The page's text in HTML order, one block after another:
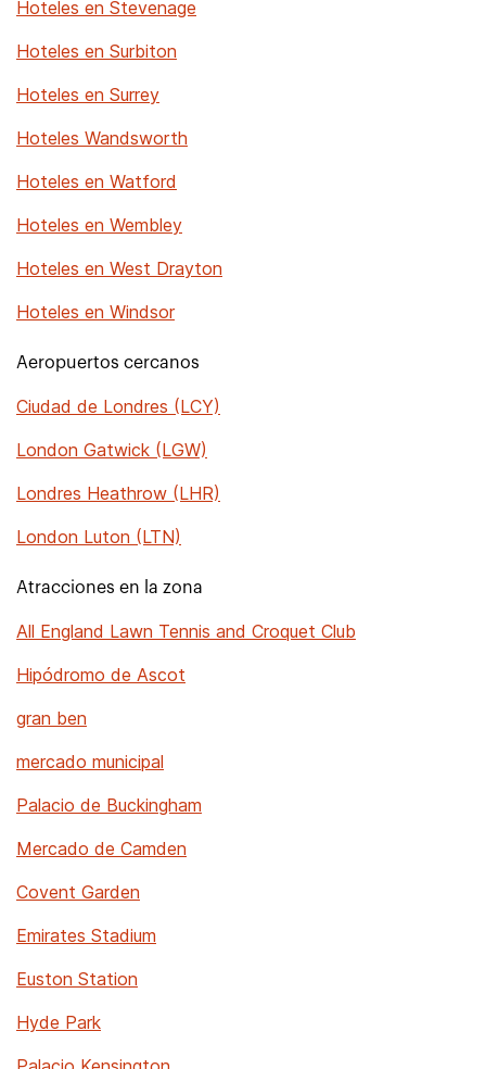
Hoteles en Stevenage
Hoteles en Surbiton
Hoteles en Surrey
Hoteles Wandsworth
Hoteles en Watford
Hoteles en Wembley
Hoteles en West Drayton
Hoteles en Windsor
Aeropuertos cercanos
Ciudad de Londres (LCY)
London Gatwick (LGW)
Londres Heathrow (LHR)
London Luton (LTN)
Atracciones en la zona
All England Lawn Tennis and Croquet Club
Hipódromo de Ascot
gran ben
mercado municipal
Palacio de Buckingham
Mercado de Camden
Covent Garden
Emirates Stadium
Euston Station
Hyde Park